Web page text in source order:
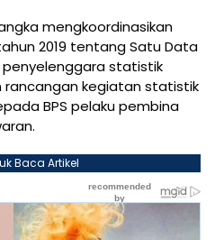
mengkoordinasikan
2019 tentang Satu Data
statistik
rancangan kegiatan statistik
BPS pelaku pembina
Baca Artikel